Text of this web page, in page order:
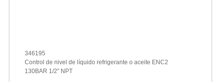
346195
Control de nivel de líquido refrigerante o aceite ENC2
130BAR 1/2" NPT